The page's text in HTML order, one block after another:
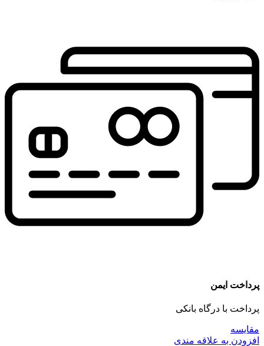
پرداخت ایمن
پرداخت با درگاه بانکی
مقايسه
افزودن به علاقه مندی